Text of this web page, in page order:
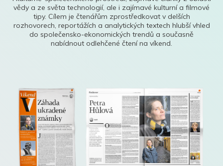
vědy a ze světa technologií, ale i zajímavé kulturní a filmové
tipy. Cílem je čtenářům zprostředkovat v delších
rozhovorech, reportážích a analytických textech hlubší vhled
do společensko-ekonomických trendů a současně
nabídnout odlehčené čtení na víkend.